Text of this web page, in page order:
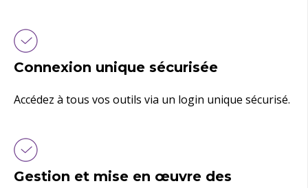
Connexion unique sécurisée
Accédez à tous vos outils via un login unique sécurisé.
Gestion et mise en œuvre des